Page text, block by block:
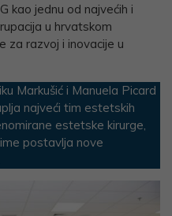
kao jednu od najvećih i
u hrvatskom
za razvoj i inovacije u
Markušić i Manuela Picard
najveći tim estetskih
estetske kirurge,
postavlja nove